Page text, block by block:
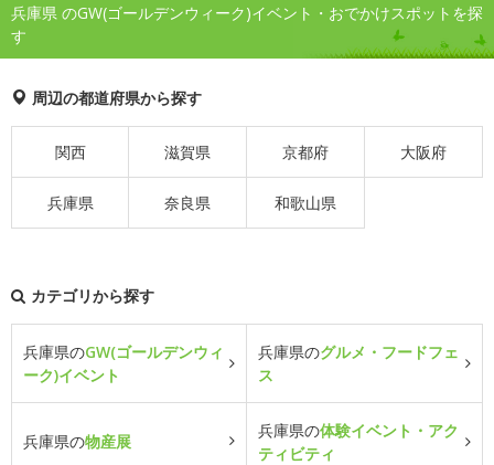
兵庫県 のGW(ゴールデンウィーク)イベント・おでかけスポットを探
す
周辺の都道府県から探す
関西 滋賀県 京都府 大阪府
兵庫県 奈良県 和歌山県
カテゴリから探す
兵庫県のGW(ゴールデンウィ
ーク)イベント
兵庫県のグルメ・フードフェ
ス
兵庫県の物産展
兵庫県の体験イベント・アク
ティビティ